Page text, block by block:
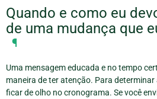
Quando e como eu
de uma mudança que
¶
Uma mensagem educada e no tempo
maneira de ter atenção. Para
ficar de olho no cronograma. Se você